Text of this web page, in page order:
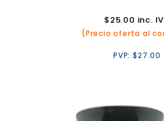
$25.00 inc.
(Precio oferta al
PVP:$27.00